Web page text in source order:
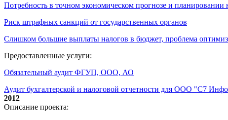
Потребность в точном экономическом прогнозе и
Риск штрафных санкций от государственных органов
Слишком большие выплаты налогов в бюджет, проблема
Предоставленные услуги:
Обязательный аудит ФГУП, ООО, АО
Аудит бухгалтерской и налоговой отчетности для ООО "С7
2012
Описание проекта: